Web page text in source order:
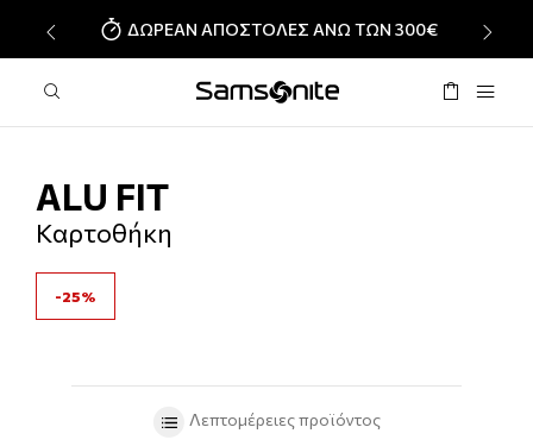
ΔΩΡΕΑΝ ΑΠΟΣΤΟΛΕΣ ΑΝΩ ΤΩΝ 300€
ALU FIT
Καρτοθήκη
-25%
Λεπτομέρειες προϊόντος